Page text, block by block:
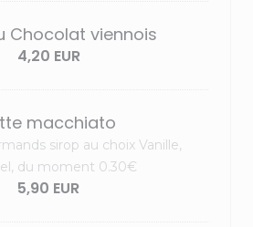
Chocolat viennois
4,20 EUR
macchiato
sirop au choix Vanille,
du moment 0.30€
5,90 EUR